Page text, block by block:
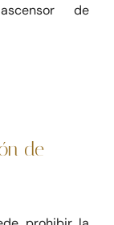
de
de